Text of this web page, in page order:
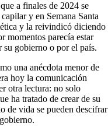
a finales de 2024 se
y en Semana Santa
y la reivindicó diciendo
momentos parecía estar
su gobierno o por el país.
una anécdota menor de
hoy la comunicación
otra lectura: no solo
ha tratado de crear de su
de vida se pueden descifrar